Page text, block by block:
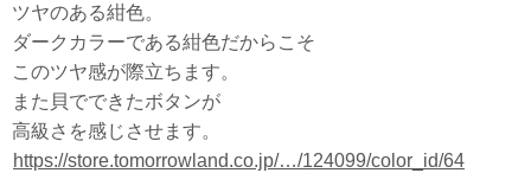
ツヤのある紺色。
ダークカラーである紺色だからこそ
このツヤ感が際立ちます。
また貝でできたボタンが
高級さを感じさせます。
https://store.tomorrowland.co.jp/…/124099/color_id/64